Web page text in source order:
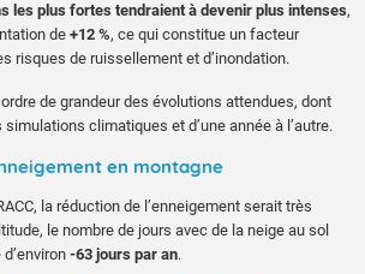
les plus fortes tendraient à devenir plus intenses,
de +12 %, ce qui constitue un facteur
risques de ruissellement et d’inondation.
de grandeur des évolutions attendues, dont
simulations climatiques et d’une année à l’autre.
en montagne
la réduction de l’enneigement serait très
le nombre de jours avec de la neige au sol
-63 jours par an.